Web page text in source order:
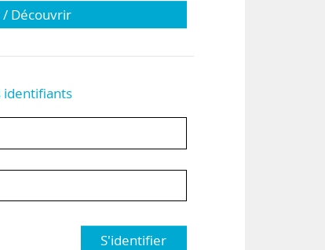
Découvrir
identifiants
S'identifier